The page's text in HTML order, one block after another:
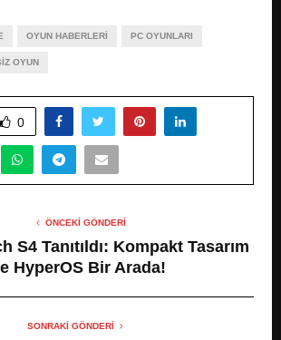
OYUN HABERLERI PC OYUNLARI
OYUN
0
ÖNCEKI GÖNDERI
S4 Tanıtıldı: Kompakt Tasarım
HyperOS Bir Arada!
SONRAKI GÖNDERI